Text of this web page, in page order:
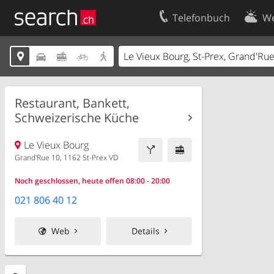
Telefonbuch
    
Restaurant, Bankett,
Schweizerische Küche
Le Vieux Bourg
Grand'Rue 10, 1162 St-Prex VD
Noch geschlossen, heute offen 08:00 - 20:00
021 806 40 12
Web Details
Ihr Eintrag
Kundencenter Geschäftskunden
Impressum
Kontakt